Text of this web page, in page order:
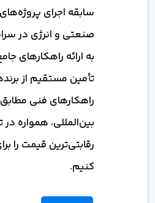
سابقه اجرای
صنعتی و انرژی در
به ارائه راهکارهای
تأمین مستقیم از
راهکارهای فنی مطابق
بین‌المللی، همواره
رقابتی‌ترین قیمت را
کنیم.